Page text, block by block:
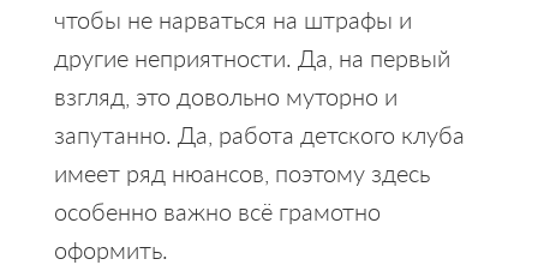
чтобы не нарваться на штрафы и
другие неприятности. Да, на первый
взгляд, это довольно муторно и
запутанно. Да, работа детского клуба
имеет ряд нюансов, поэтому здесь
особенно важно всё грамотно
оформить.